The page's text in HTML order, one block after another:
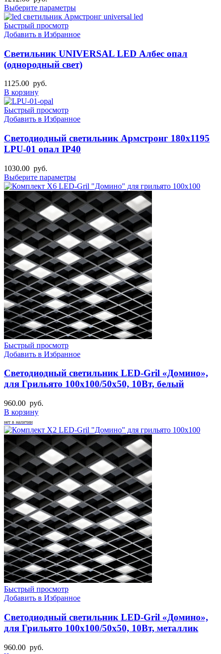
Выберите параметры
Быстрый просмотр
Добавить в Избранное
Светильник UNIVERSAL LED Албес опал
(однородный свет)
1125.00 руб.
В корзину
Быстрый просмотр
Добавить в Избранное
Светодиодный светильник Армстронг 180х1195
LPU-01 опал IP40
1030.00 руб.
Выберите параметры
Быстрый просмотр
Добавить в Избранное
Светодиодный светильник LED-Gril «Домино»,
для Грильято 100х100/50х50, 10Вт, белый
960.00 руб.
В корзину
нет в наличии
Быстрый просмотр
Добавить в Избранное
Светодиодный светильник LED-Gril «Домино»,
для Грильято 100х100/50х50, 10Вт, металлик
960.00 руб.